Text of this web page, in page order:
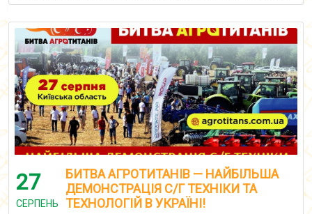
27
СЕРПЕНЬ
БИТВА АГРОТИТАНІВ — НАЙБІЛЬША
ДЕМОНСТРАЦІЯ С/Г ТЕХНІКИ ТА
ТЕХНОЛОГІЙ В УКРАЇНІ!